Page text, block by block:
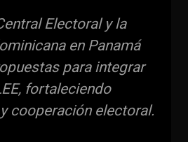
Electoral y la
en Panamá
para integrar
fortaleciendo
cooperación electoral.